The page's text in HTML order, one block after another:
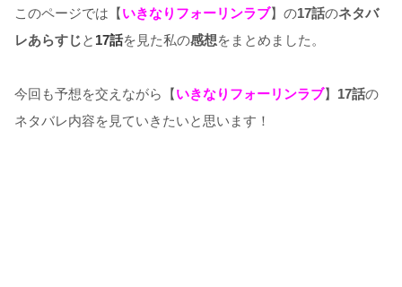
このページでは【いきなりフォーリンラブ】の17話のネタバ
レあらすじと 17話を見た私の感想をまとめました。
今回も予想を交えながら【いきなりフォーリンラブ】 17話の
ネタバレ内容を見ていきたいと思います！